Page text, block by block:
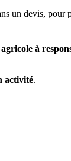
un devis, pour
à
activité.